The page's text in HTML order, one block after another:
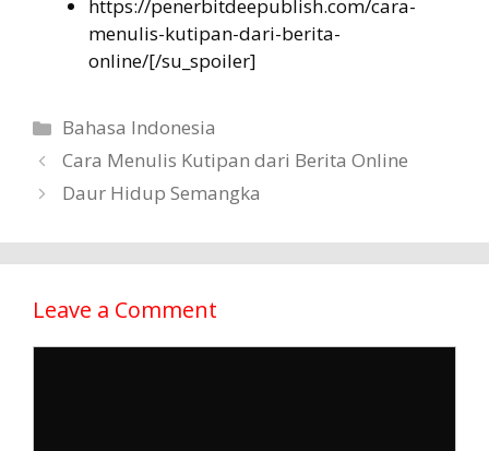
https://penerbitdeepublish.com/cara-
menulis-kutipan-dari-berita-
online/[/su_spoiler]
Categories
Bahasa Indonesia
Cara Menulis Kutipan dari Berita Online
Daur Hidup Semangka
Leave a Comment